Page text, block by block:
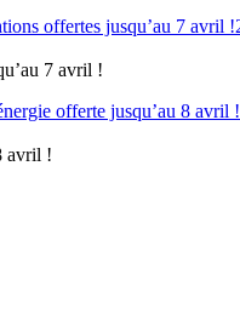
7 avril !
avril !